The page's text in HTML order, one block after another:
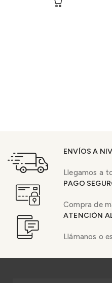
ENVÍOS A
Llegamos a
PAGO
Compra de
ATENCIÓN
Llámanos o